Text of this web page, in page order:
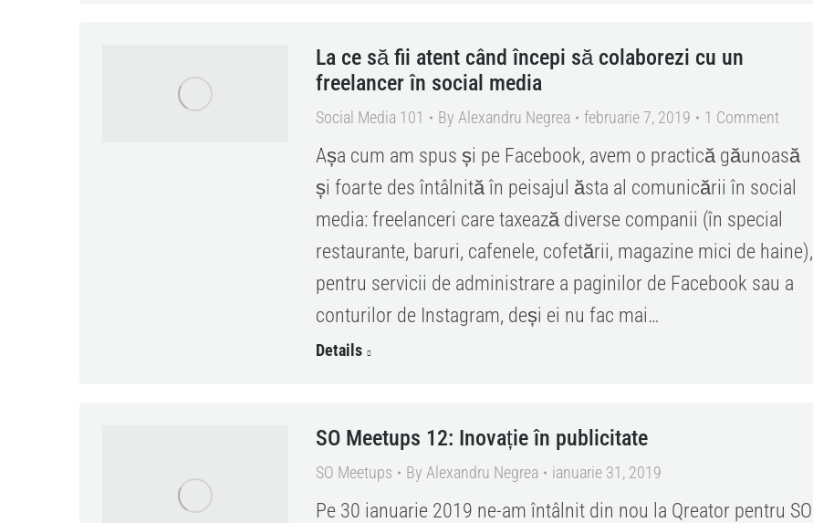
La ce să fii atent când începi să colaborezi cu un
freelancer în social media
Social Media 101 By Alexandru Negrea februarie 7, 2019 1 Comment
Așa cum am spus și pe Facebook, avem o practică găunoasă
și foarte des întâlnită în peisajul ăsta al comunicării în social
media: freelanceri care taxează diverse companii (în special
restaurante, baruri, cafenele, cofetării, magazine mici de haine),
pentru servicii de administrare a paginilor de Facebook sau a
conturilor de Instagram, deși ei nu fac mai…
Details
SO Meetups 12: Inovație în publicitate
SO Meetups By Alexandru Negrea ianuarie 31, 2019
Pe 30 ianuarie 2019 ne-am întâlnit din nou la Qreator pentru SO